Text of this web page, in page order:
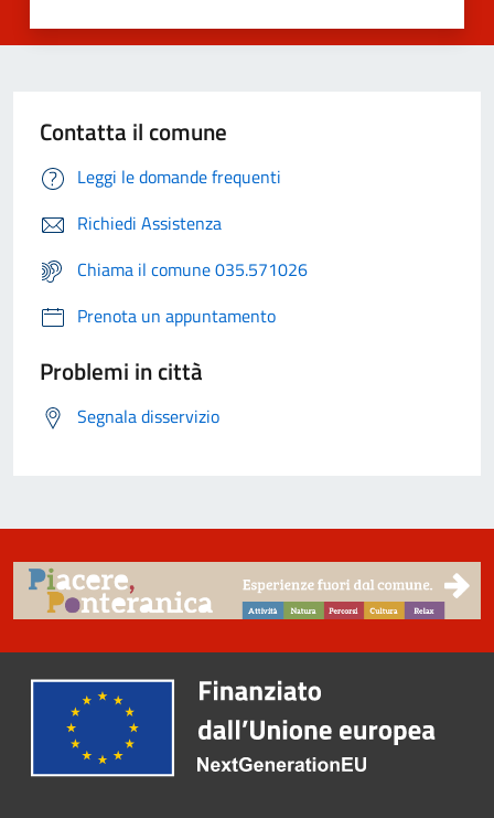
Contatta il comune
Leggi le domande frequenti
Richiedi Assistenza
Chiama il comune 035.571026
Prenota un appuntamento
Problemi in città
Segnala disservizio